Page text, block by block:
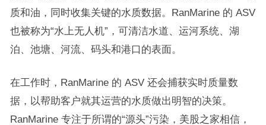
质和油，同时收集关键的水质数据。RanMarine 的 ASV
也被称为“水上无人机”，可清洁水道、运河系统、湖
泊、池塘、河流、码头和港口的表面。
在工作时，RanMarine 的 ASV 还会捕获实时质量数
据，以帮助客户就其运营的水质做出明智的决策。
RanMarine 专注于所谓的“源头”污染，美股之家相信，